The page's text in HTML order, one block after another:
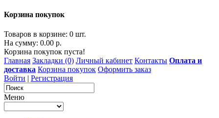
Корзина покупок
Товаров в корзине: 0 шт.
На сумму: 0.00 р.
Корзина покупок пуста!
Главная Закладки (0) Личный кабинет Контакты Оплата и
доставка Корзина покупок Оформить заказ
Войти | Регистрация
Меню